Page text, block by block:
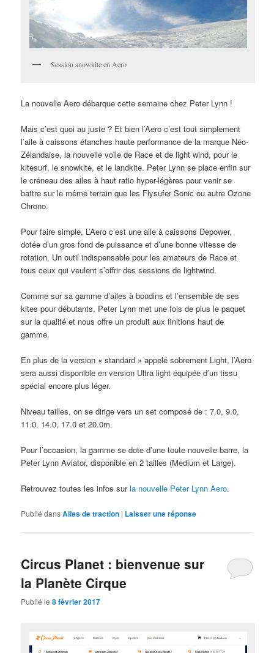
Session snowkite en Aero
La nouvelle Aero débarque cette semaine chez Peter Lynn !
Mais c’est quoi au juste ? Et bien l’Aero c’est tout simplement
l’aile à caissons étanches haute performance de la marque Néo-
Zélandaise, la nouvelle voile de Race et de light wind, pour le
kitesurf, le snowkite, et le landkite. Peter Lynn se place enfin sur
le créneau des ailes à haut ratio hyper-légères pour venir se
battre sur le même terrain que les Flysufer Sonic ou autre Ozone
Chrono.
Pour faire simple, L’Aero c’est une aile à caissons Depower,
dotée d’un gros fond de puissance et d’une bonne vitesse de
rotation. Un outil indispensable pour les amateurs de Race et
tous ceux qui veulent s’offrir des sessions de lightwind.
Comme sur sa gamme d’ailes à boudins et l’ensemble de ses
kites pour débutants, Peter Lynn met une fois de plus le paquet
sur la qualité et nous offre un produit aux finitions haut de
gamme.
En plus de la version « standard » appelé sobrement Light, l’Aero
sera aussi disponible en version Ultra light équipée d’un tissu
spécial encore plus léger.
Niveau tailles, on se dirige vers un set composé de : 7.0, 9.0,
11.0, 14.0, 17.0 et 20.0m.
Pour l’occasion, la gamme se dote d’une toute nouvelle barre, la
Peter Lynn Aviator, disponible en 2 tailles (Medium et Large).
Retrouvez toutes les infos surla nouvelle Peter Lynn Aero.
Publié dansAiles de traction | Laisser une réponse
Circus Planet : bienvenue sur
la Planète Cirque
Publié le8 février 2017